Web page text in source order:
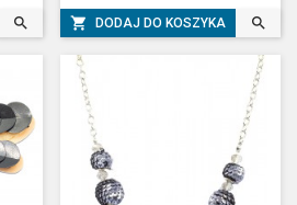
  DODAJ DO KOSZYKA 